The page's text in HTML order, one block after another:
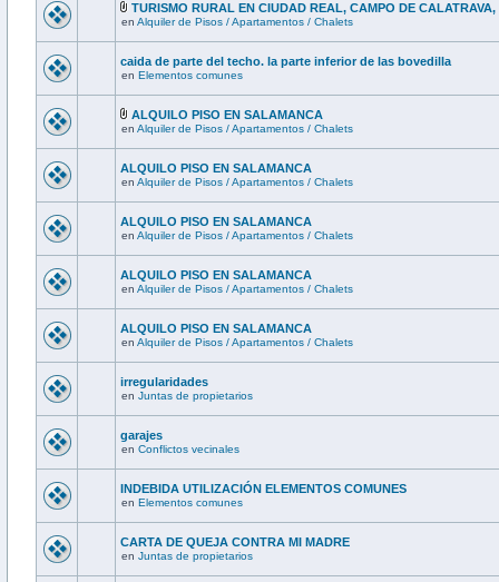
TURISMO RURAL EN CIUDAD REAL, CAMPO DE
en Alquiler de Pisos / Apartamentos / Chalets
caida de parte del techo. la parte inferior de las bovedilla
en Elementos comunes
ALQUILO PISO EN SALAMANCA
en Alquiler de Pisos / Apartamentos / Chalets
ALQUILO PISO EN SALAMANCA
en Alquiler de Pisos / Apartamentos / Chalets
ALQUILO PISO EN SALAMANCA
en Alquiler de Pisos / Apartamentos / Chalets
ALQUILO PISO EN SALAMANCA
en Alquiler de Pisos / Apartamentos / Chalets
ALQUILO PISO EN SALAMANCA
en Alquiler de Pisos / Apartamentos / Chalets
irregularidades
en Juntas de propietarios
garajes
en Conflictos vecinales
INDEBIDA UTILIZACIÓN ELEMENTOS COMUNES
en Elementos comunes
CARTA DE QUEJA CONTRA MI MADRE
en Juntas de propietarios